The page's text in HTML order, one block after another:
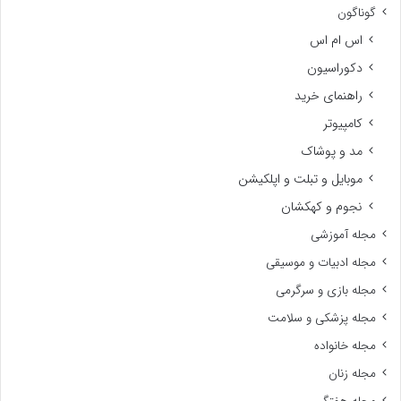
گوناگون
اس ام اس
دکوراسیون
راهنمای خرید
کامپیوتر
مد و پوشاک
موبایل و تبلت و اپلکیشن
نجوم و کهکشان
مجله آموزشی
مجله ادبیات و موسیقی
مجله بازی و سرگرمی
مجله پزشکی و سلامت
مجله خانواده
مجله زنان